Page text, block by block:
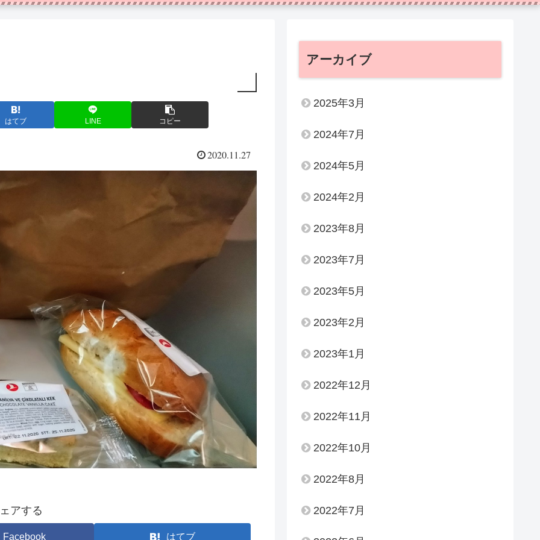
はてブ LINE コピー
2020.11.27
アする
Facebook はてブ
アーカイブ
2025年3月
2024年7月
2024年5月
2024年2月
2023年8月
2023年7月
2023年5月
2023年2月
2023年1月
2022年12月
2022年11月
2022年10月
2022年8月
2022年7月